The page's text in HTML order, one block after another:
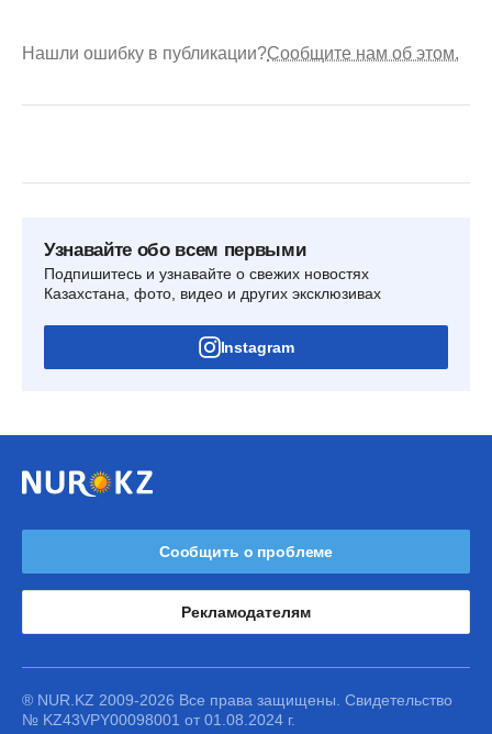
Нашли ошибку в публикации?Сообщите нам об этом.
Узнавайте обо всем первыми
Подпишитесь и узнавайте о свежих новостях
Казахстана, фото, видео и других эксклюзивах
Instagram
Сообщить о проблеме
Рекламодателям
® NUR.KZ 2009-2026 Все права защищены. Свидетельство
№ KZ43VPY00098001 от 01.08.2024 г.